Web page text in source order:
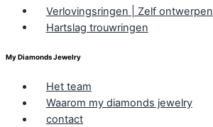
Verlovingsringen | Zelf ontwerpen
Hartslag trouwringen
My Diamonds Jewelry
Het team
Waarom my diamonds jewelry
contact